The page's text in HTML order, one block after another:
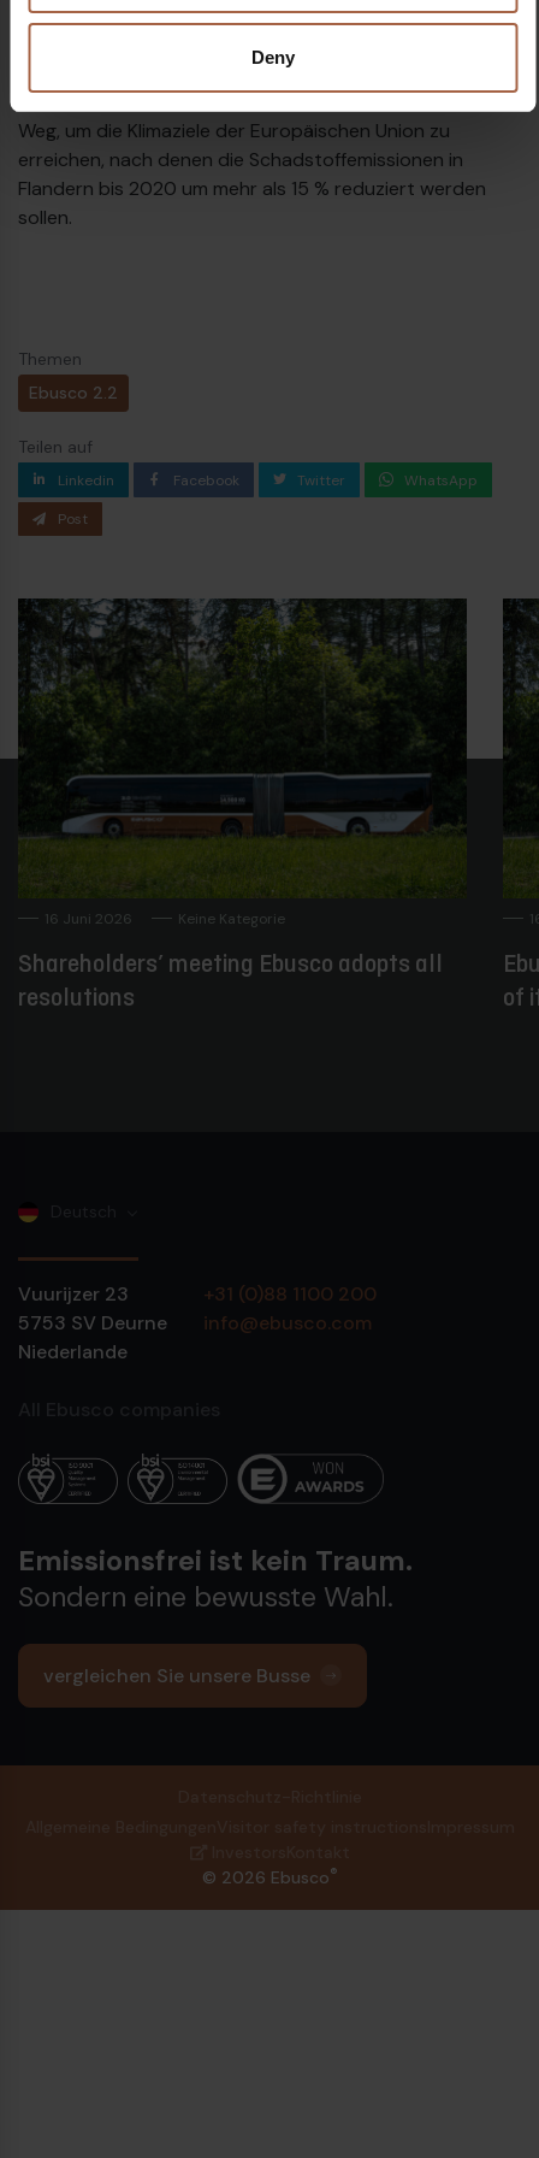
Deny
Unternehmen, das sich in erster Linie auf die Entwicklung
konzentriert. Die Einführung und der Betrieb von
Weg, um die Klimaziele der Europäischen Union zu
erreichen, nach denen die Schadstoffemissionen in
Flandern bis 2020 um mehr als 15 % reduziert werden
sollen.
Themen
Ebusco 2.2
Teilen auf
Linkedin Facebook Twitter WhatsApp
Post
16 Juni 2026 Keine Kategorie
Shareholders’ meeting Ebusco adopts all
resolutions
of
Vuurijzer 23
5753 SV Deurne
Niederlande
+31 (0)88 1100 200
info@ebusco.com
Emissionsfrei ist kein Traum.
Sondern eine bewusste Wahl.
vergleichen Sie unsere Busse
© 2026 Ebusco®